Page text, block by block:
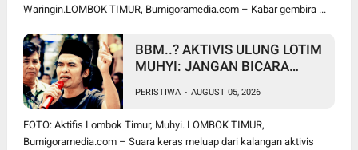
Waringin.LOMBOK TIMUR, Bumigoramedia.com – Kabar gembira ...
BBM..? AKTIVIS ULUNG LOTIM
MUHYI: JANGAN BICARA
BUPATI WAJIB CARI SOLUSI,
BUKAN SURUH RAKYAT DIAM
DI RUMAH
PERISTIWA - AUGUST 05, 2026
FOTO: Aktifis Lombok Timur, Muhyi. LOMBOK TIMUR,
Bumigoramedia.com – Suara keras meluap dari kalangan aktivis